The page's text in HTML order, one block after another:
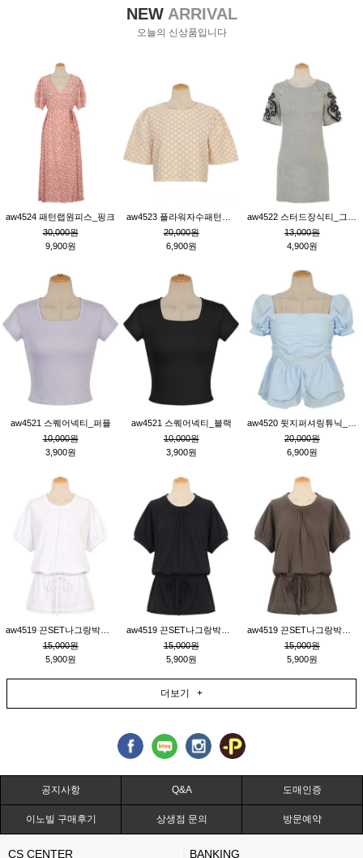
NEWARRIVAL
오늘의 신상품입니다
aw4524 패턴랩원피스_핑크
30,000원
9,900원
20,000원
6,900원
13,000원
4,900원
aw4521 스퀘어넥티_퍼플
10,000원
3,900원
aw4521 스퀘어넥티_블랙
10,000원
3,900원
20,000원
6,900원
15,000원
5,900원
15,000원
5,900원
15,000원
5,900원
더보기 +
공지사항 Q&A 도매인증
이노빌 구매후기 상생점 문의 방문예약
CS CENTER BANKING